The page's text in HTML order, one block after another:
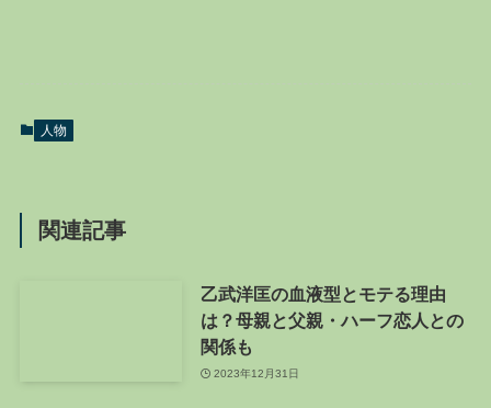
人物
関連記事
乙武洋匡の血液型とモテる理由
は？母親と父親・ハーフ恋人との
関係も
2023年12月31日